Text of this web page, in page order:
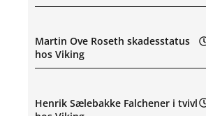
Martin Ove Roseth skadesstatus
hos Viking
Henrik Sælebakke Falchener i tvivl